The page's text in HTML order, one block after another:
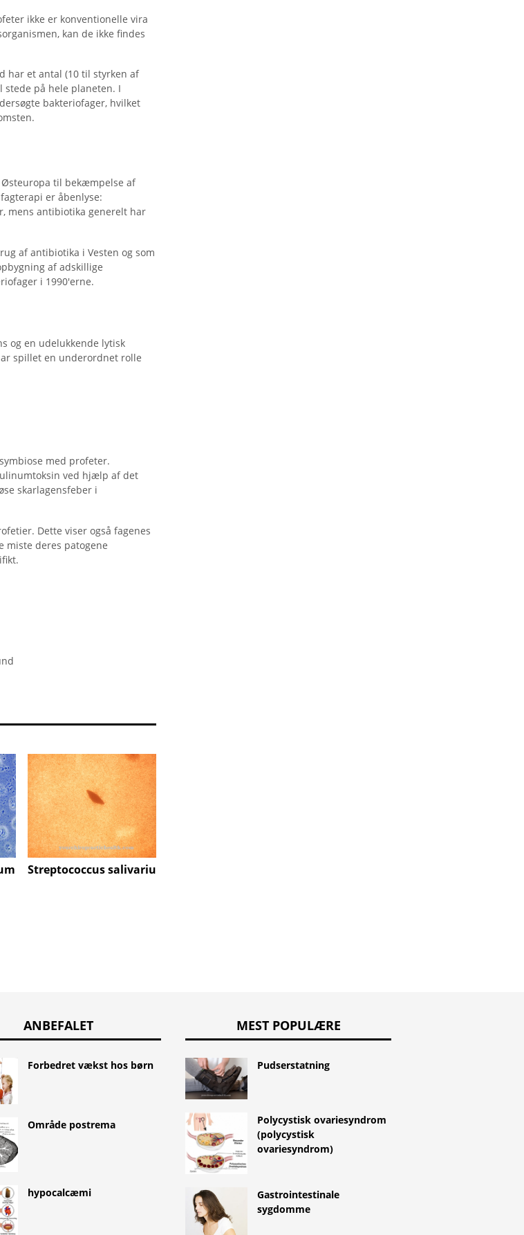
ikke er konventionelle vira
kan de ikke findes
har et antal (10 til styrken af
stede på hele planeten. I
bakteriofager, hvilket
Østeuropa til bekæmpelse af
er åbenlyse:
mens antibiotika generelt har
af antibiotika i Vesten og som
af adskillige
i 1990'erne.
og en udelukkende lytisk
spillet en underordnet rolle
med profeter.
ved hjælp af det
skarlagensfeber i
Dette viser også fagenes
miste deres patogene
Streptococcus salivarius
ANBEFALET
Forbedret vækst hos børn
Område postrema
hypocalcæmi
MEST POPULÆRE
Pudserstatning
Polycystisk ovariesyndrom
(polycystisk
ovariesyndrom)
Gastrointestinale
sygdomme